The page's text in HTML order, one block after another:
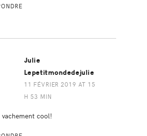
Julie
Lepetitmondedejulie
11 FÉVRIER 2019 AT 15
H 53 MIN
vachement cool!